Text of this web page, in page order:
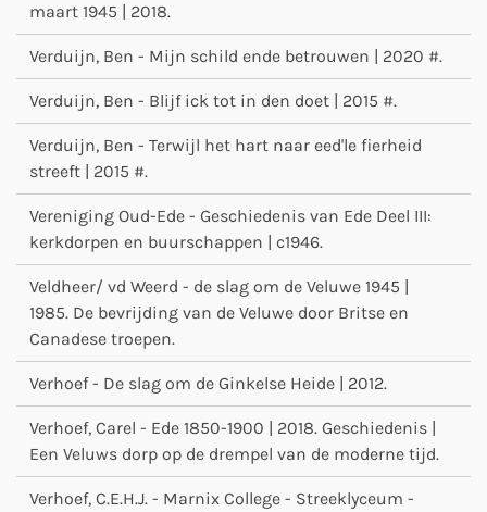
maart 1945 | 2018.
Verduijn, Ben - Mijn schild ende betrouwen | 2020 #.
Verduijn, Ben - Blijf ick tot in den doet | 2015 #.
Verduijn, Ben - Terwijl het hart naar eed'le fierheid
streeft | 2015 #.
Vereniging Oud-Ede - Geschiedenis van Ede Deel III:
kerkdorpen en buurschappen | c1946.
Veldheer/ vd Weerd - de slag om de Veluwe 1945 |
1985. De bevrijding van de Veluwe door Britse en
Canadese troepen.
Verhoef - De slag om de Ginkelse Heide | 2012.
Verhoef, Carel - Ede 1850-1900 | 2018. Geschiedenis |
Een Veluws dorp op de drempel van de moderne tijd.
Verhoef, C.E.H.J. - Marnix College - Streeklyceum -